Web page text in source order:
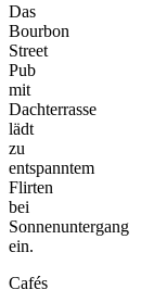
Das
Bourbon
Street
Pub
mit
Dachterrasse
lädt
zu
entspanntem
Flirten
bei
Sonnenuntergang
ein.
Cafés